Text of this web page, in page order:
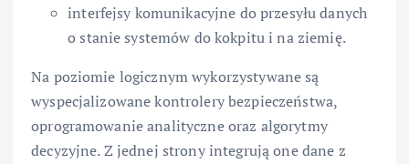
interfejsy komunikacyjne do przesyłu danych
o stanie systemów do kokpitu i na ziemię.
Na poziomie logicznym wykorzystywane są
wyspecjalizowane kontrolery bezpieczeństwa,
oprogramowanie analityczne oraz algorytmy
decyzyjne. Z jednej strony integrują one dane z